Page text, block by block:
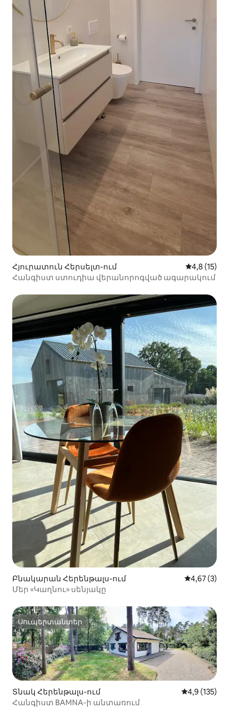
Հյուրատուն Հերսելտ-ում Միջին
4,8 (15)
Հանգիստ ստուդիա վերանորոգված ագարակում
Բնակարան Հերենթալս-ում Միջին
4,67 (3)
Մեր «Կաղնու» սենյակը
Սուպերտանտեր
Սուպերտանտեր
Տնակ Հերենթալս-ում Միջին
4,9 (135)
Հանգիստ BAMNA-ի անտառում